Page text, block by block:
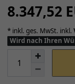
8.347,52
* inkl. ges. MwSt. inkl.
Wird nach Ihren